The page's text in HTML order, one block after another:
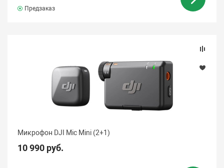
Предзаказ
Микрофон DJI Mic Mini (2+1)
10 990 руб.